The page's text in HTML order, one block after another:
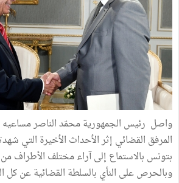
واصل رئيس الجمهورية محمّد الناصر مساعيه
المرفق القضائي إثر الأحداث الأخيرة التي
بتونس بالاستماع إلى آراء مختلف الأطراف
وبالحرص على النأي بالسلطة القضائية عن كل